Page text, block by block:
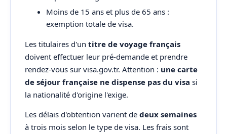
Moins de 15 ans et plus de 65 ans :
exemption totale de visa.
Les titulaires d'un titre de voyage français
doivent effectuer leur pré-demande et prendre
rendez-vous sur visa.gov.tr. Attention : une carte
de séjour française ne dispense pas du visa si
la nationalité d'origine l'exige.
Les délais d'obtention varient de deux semaines
à trois mois selon le type de visa. Les frais sont